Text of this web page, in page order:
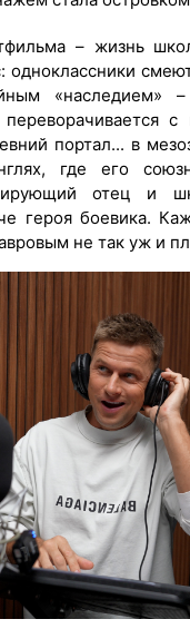
– жизнь
одноклассники
«наследием»
портал... в
где его
отец и
героя боевика.
не так уж и